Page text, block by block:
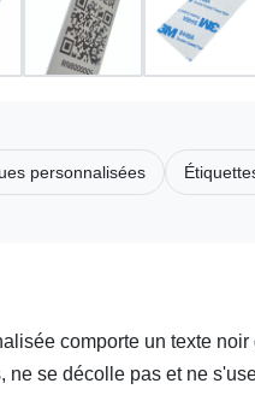
personnalisées
comporte un texte
se décolle pas et ne